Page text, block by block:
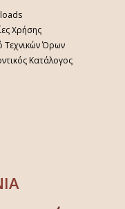
Χρήσης
Τεχνικών Όρων
Κατάλογος